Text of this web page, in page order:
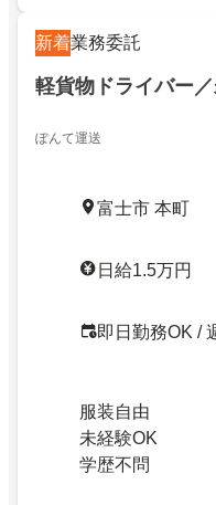
新着業務委託
軽貨物ドライバー
ぽんて運送
富士市 本町
日給1.5万円
即日勤務OK /
服装自由
未経験OK
学歴不問